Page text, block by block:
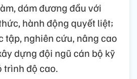
dám đương đầu với
hành động quyết liệt;
tập, nghiên cứu, nâng cao
dựng đội ngũ cán bộ kỹ
trình độ cao.